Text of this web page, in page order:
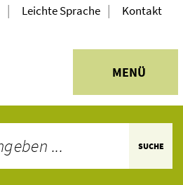
MENÜ
| Leichte Sprache | Kontakt
SUCHE